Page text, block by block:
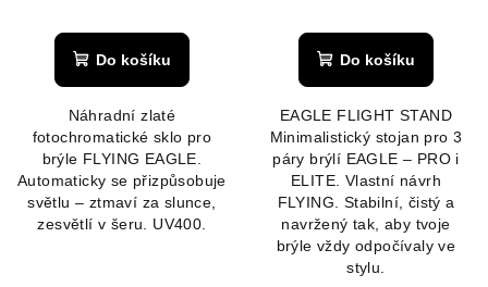
Do košíku
Náhradní zlaté
fotochromatické sklo pro
brýle FLYING EAGLE.
Automaticky se přizpůsobuje
světlu – ztmaví za slunce,
zesvětlí v šeru. UV400.
Do košíku
EAGLE FLIGHT STAND
Minimalistický stojan pro 3
páry brýlí EAGLE – PRO i
ELITE. Vlastní návrh
FLYING. Stabilní, čistý a
navržený tak, aby tvoje
brýle vždy odpočívaly ve
stylu.